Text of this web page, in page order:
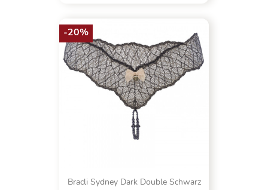
Bracli Sydney Dark Double Schwarz
-20%